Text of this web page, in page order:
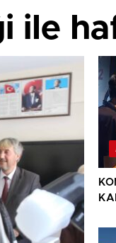
ile